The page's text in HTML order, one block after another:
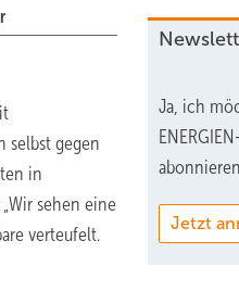
selbst gegen
in
sehen eine
verteufelt.
Ja, ich
Jetzt